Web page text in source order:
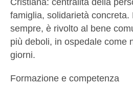
Cristiana: centralità della
famiglia, solidarietà concreta.
sempre, è rivolto al bene
più deboli, in ospedale come
giorni.
Formazione e competenza